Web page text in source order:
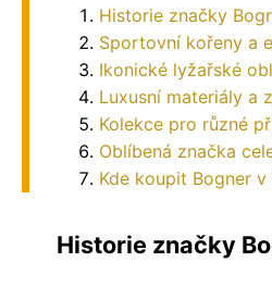
Historie značky
Sportovní kořeny a
Ikonické lyžařské
Luxusní materiály a
Kolekce pro různé
Oblíbená značka
Kde koupit Bogner v
Historie značky